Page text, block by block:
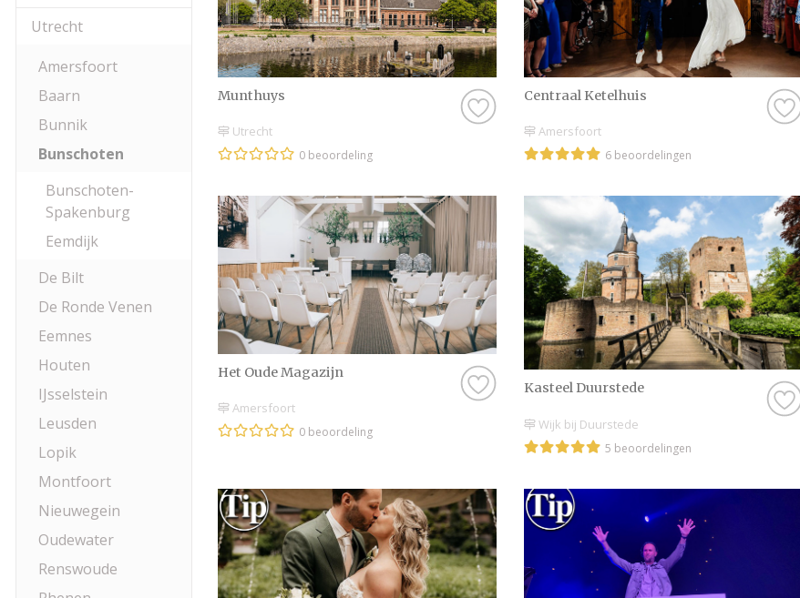
Utrecht
Amersfoort
Baarn
Bunnik
Bunschoten
Bunschoten-
Spakenburg
Eemdijk
De Bilt
De Ronde Venen
Eemnes
Houten
IJsselstein
Leusden
Lopik
Montfoort
Nieuwegein
Oudewater
Renswoude
Munthuys
Utrecht
0 beoordeling
Centraal Ketelhuis
Amersfoort
6 beoordelingen
Het Oude Magazijn
Amersfoort
0 beoordeling
Kasteel Duurstede
Wijk bij Duurstede
5 beoordelingen